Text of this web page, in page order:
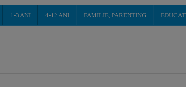
1-3 ANI 4-12 ANI FAMILIE, PARENTING